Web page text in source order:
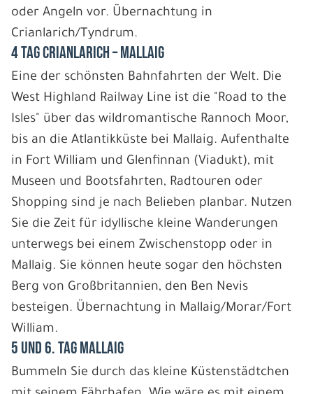
oder Angeln vor. Übernachtung in
Crianlarich/Tyndrum.
4 Tag Crianlarich – Mallaig
Eine der schönsten Bahnfahrten der Welt. Die
West Highland Railway Line ist die "Road to the
Isles" über das wildromantische Rannoch Moor,
bis an die Atlantikküste bei Mallaig. Aufenthalte
in Fort William und Glenfinnan (Viadukt), mit
Museen und Bootsfahrten, Radtouren oder
Shopping sind je nach Belieben planbar. Nutzen
Sie die Zeit für idyllische kleine Wanderungen
unterwegs bei einem Zwischenstopp oder in
Mallaig. Sie können heute sogar den höchsten
Berg von Großbritannien, den Ben Nevis
besteigen. Übernachtung in Mallaig/Morar/Fort
William.
5 und 6. Tag Mallaig
Bummeln Sie durch das kleine Küstenstädtchen